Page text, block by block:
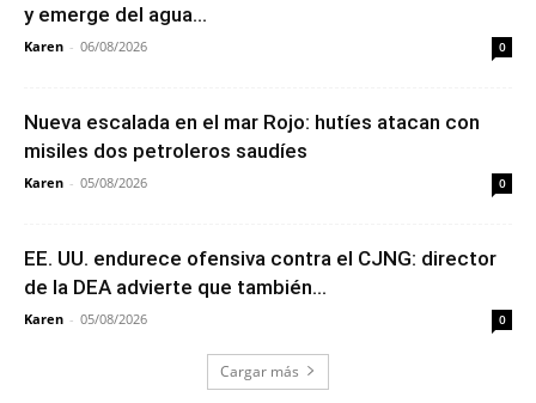
y emerge del agua...
Karen - 06/08/2026 0
Nueva escalada en el mar Rojo: hutíes atacan con
misiles dos petroleros saudíes
Karen - 05/08/2026 0
EE. UU. endurece ofensiva contra el CJNG: director
de la DEA advierte que también...
Karen - 05/08/2026 0
Cargar más